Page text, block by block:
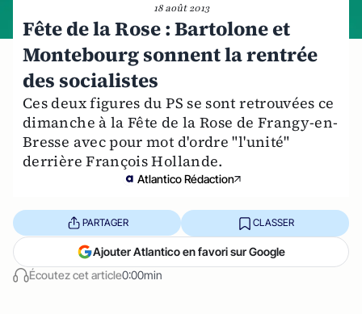
18 août 2013
Fête de la Rose : Bartolone et
Montebourg sonnent la rentrée
des socialistes
Ces deux figures du PS se sont retrouvées ce
dimanche à la Fête de la Rose de Frangy-en-
Bresse avec pour mot d'ordre "l'unité"
derrière François Hollande.
Atlantico Rédaction
Écoutez cet article0:00min
PARTAGER CLASSER
Ajouter Atlantico en favori sur Google